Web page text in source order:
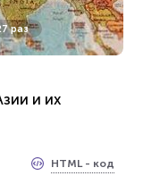
раза
право
раз
и их
HTML - код